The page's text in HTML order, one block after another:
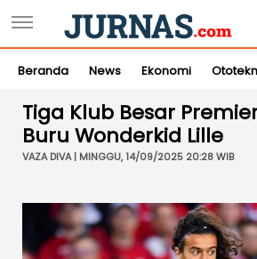
Beranda News Ekonomi
Tiga Klub Besar
Buru Wonderkid Lille
VAZA DIVA | MINGGU, 14/09/2025 20:28 WIB